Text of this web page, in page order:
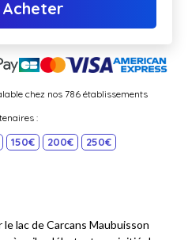
chez nos 786 établissements
:
150€ 200€ 250€
lac de Carcans Maubuisson